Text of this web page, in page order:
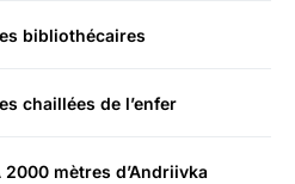
bibliothécaires
chaillées de l’enfer
2000 mètres d’Andriivka